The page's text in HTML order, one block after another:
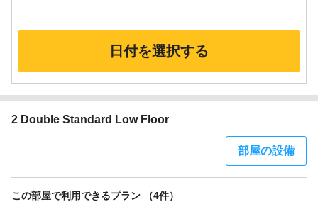
日付を選択する
2 Double Standard Low Floor
部屋の設備
この部屋で利用できるプラン （4件）